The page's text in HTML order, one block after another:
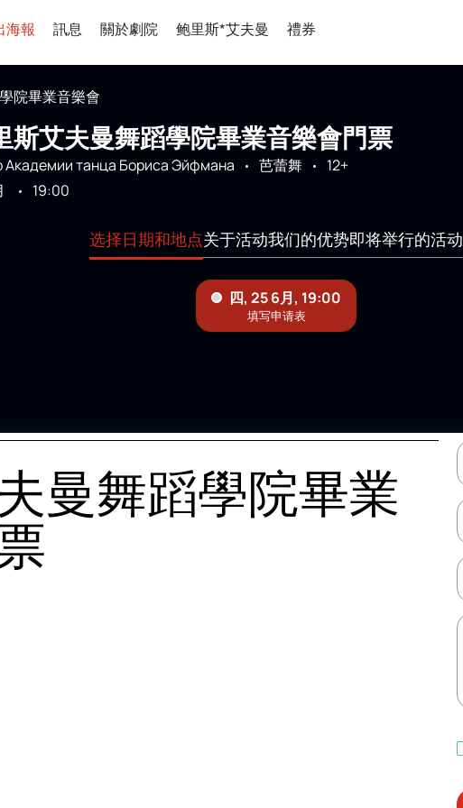
海報 訊息 關於劇院 鲍里斯*艾夫曼 禮券
院畢業音樂會
斯艾夫曼舞蹈學院畢業音樂會門票
Академии танца Бориса Эйфмана 芭蕾舞
12+
19:00
选择日期和地点关于活动我们的优势即将举行的活动
曼舞蹈學院畢業